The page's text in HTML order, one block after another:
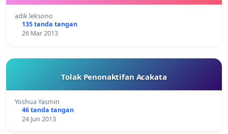
adik leksono
135 tanda tangan
26 Mar 2013
Tolak Penonaktifan Acakata
Yoshua Yasmin
46 tanda tangan
24 Jun 2013